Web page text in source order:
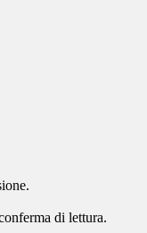
di lettura.